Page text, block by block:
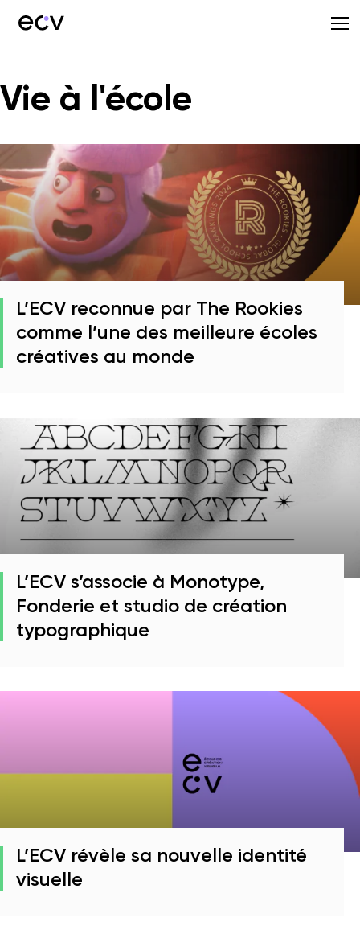
Vie à l'école
L’ECV reconnue par The Rookies
comme l’une des meilleure écoles
créatives au monde
L’ECV s’associe à Monotype,
Fonderie et studio de création
typographique
L’ECV révèle sa nouvelle identité
visuelle